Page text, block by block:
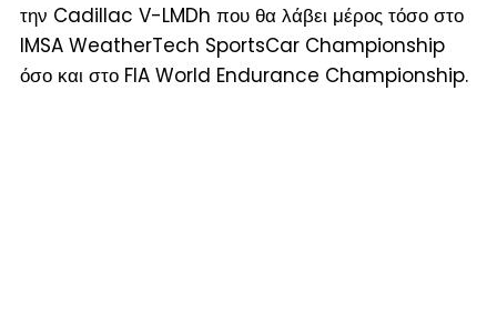
την Cadillac V-LMDh που θα λάβει μέρος τόσο στο
IMSA WeatherTech SportsCar Championship
όσο και στο FIA World Endurance Championship.